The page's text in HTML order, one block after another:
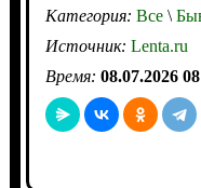
Категория: Все\
Источник: Lenta.ru
Время: 08.07.2026